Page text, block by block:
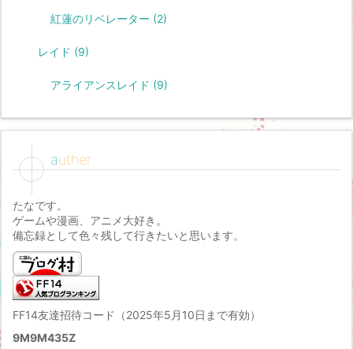
紅蓮のリベレーター (2)
レイド (9)
アライアンスレイド (9)
auther
たなです。
ゲームや漫画、アニメ大好き。
備忘録として色々残して行きたいと思います。
FF14友達招待コード（2025年5月10日まで有効）
9M9M435Z